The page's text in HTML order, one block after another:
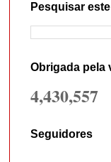
Pesquisar
Obrigada pela
4,430,557
Seguidores